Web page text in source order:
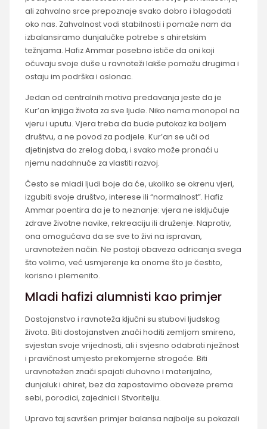
ali zahvalno srce prepoznaje svako dobro i blagodati
oko nas. Zahvalnost vodi stabilnosti i pomaže nam da
izbalansiramo dunjalučke potrebe s ahiretskim
težnjama. Hafiz Ammar posebno ističe da oni koji
očuvaju svoje duše u ravnoteži lakše pomažu drugima i
ostaju im podrška i oslonac.
Jedan od centralnih motiva predavanja jeste da je
Kur’an knjiga života za sve ljude. Niko nema monopol na
vjeru i uputu. Vjera treba da bude putokaz ka boljem
društvu, a ne povod za podjele. Kur’an se uči od
djetinjstva do zrelog doba, i svako može pronaći u
njemu nadahnuće za vlastiti razvoj.
Često se mladi ljudi boje da će, ukoliko se okrenu vjeri,
izgubiti svoje društvo, interese ili “normalnost”. Hafiz
Ammar poentira da je to neznanje: vjera ne isključuje
zdrave životne navike, rekreaciju ili druženje. Naprotiv,
ona omogućava da se sve to živi na ispravan,
uravnotežen način. Ne postoji obaveza odricanja svega
što volimo, već usmjerenje ka onome što je čestito,
korisno i plemenito.
Mladi hafizi alumnisti kao primjer
Dostojanstvo i ravnoteža ključni su stubovi ljudskog
života. Biti dostojanstven znači hoditi zemljom smireno,
svjestan svoje vrijednosti, ali i svjesno odabrati nježnost
i pravičnost umjesto prekomjerne strogoće. Biti
uravnotežen znači spajati duhovno i materijalno,
dunjaluk i ahiret, bez da zapostavimo obaveze prema
sebi, porodici, zajednici i Stvoritelju.
Upravo taj savršen primjer balansa najbolje su pokazali